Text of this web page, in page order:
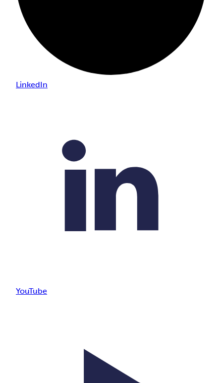
LinkedIn
YouTube